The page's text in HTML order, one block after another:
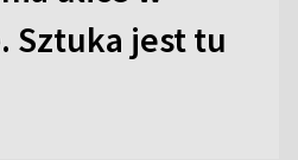
Sztuka jest tu